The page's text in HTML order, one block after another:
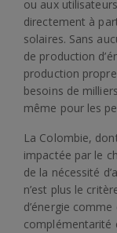
ou aux
directement à
solaires. Sans
de production
production
besoins de
même pour les
La Colombie,
impactée par le
de la nécessité
n’est plus le
d’énergie
complémentarité